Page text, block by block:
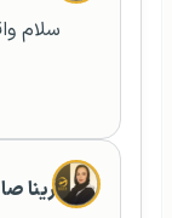
سلام
آرینا